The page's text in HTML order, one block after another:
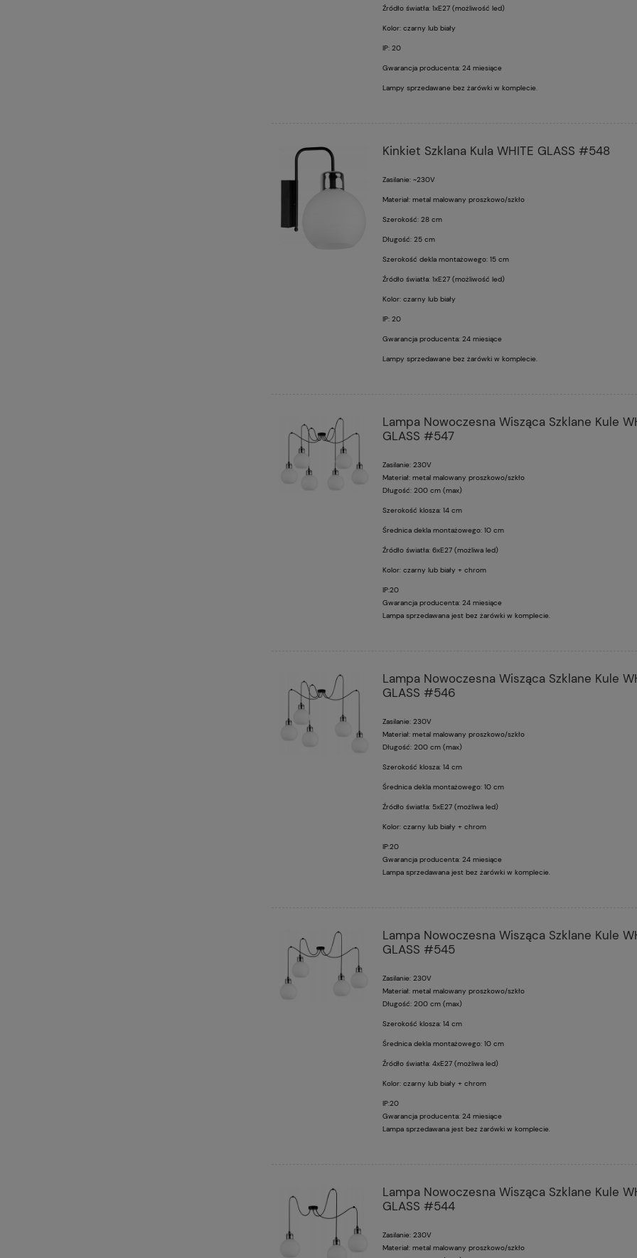
Źródło światła: 1xE27 (możliwość led)
Kolor: czarny lub biały
IP: 20
Gwarancja producenta: 24 miesiące
Lampy sprzedawane bez żarówki w komplecie.
Kinkiet Szklana Kula WHITE GLASS #548
Zasilanie: ~230V
Materiał: metal malowany proszkowo/szkło
Szerokość: 28 cm
Długość: 25 cm
Szerokość dekla montażowego: 15 cm
Źródło światła: 1xE27 (możliwość led)
Kolor: czarny lub biały
IP: 20
Gwarancja producenta: 24 miesiące
Lampy sprzedawane bez żarówki w komplecie.
Lampa Nowoczesna Wisząca Szklane Kule
GLASS #547
Zasilanie: 230V
Materiał: metal malowany proszkowo/szkło
Długość: 200 cm (max)
Szerokość klosza: 14 cm
Średnica dekla montażowego: 10 cm
Źródło światła: 6xE27 (możliwa led)
Kolor: czarny lub biały + chrom
IP:20
Gwarancja producenta: 24 miesiące
Lampa sprzedawana jest bez żarówki w komplecie.
Lampa Nowoczesna Wisząca Szklane Kule
GLASS #546
Zasilanie: 230V
Materiał: metal malowany proszkowo/szkło
Długość: 200 cm (max)
Szerokość klosza: 14 cm
Średnica dekla montażowego: 10 cm
Źródło światła: 5xE27 (możliwa led)
Kolor: czarny lub biały + chrom
IP:20
Gwarancja producenta: 24 miesiące
Lampa sprzedawana jest bez żarówki w komplecie.
Lampa Nowoczesna Wisząca Szklane Kule
GLASS #545
Zasilanie: 230V
Materiał: metal malowany proszkowo/szkło
Długość: 200 cm (max)
Szerokość klosza: 14 cm
Średnica dekla montażowego: 10 cm
Źródło światła: 4xE27 (możliwa led)
Kolor: czarny lub biały + chrom
IP:20
Gwarancja producenta: 24 miesiące
Lampa sprzedawana jest bez żarówki w komplecie.
Lampa Nowoczesna Wisząca Szklane Kule
GLASS #544
Zasilanie: 230V
Materiał: metal malowany proszkowo/szkło